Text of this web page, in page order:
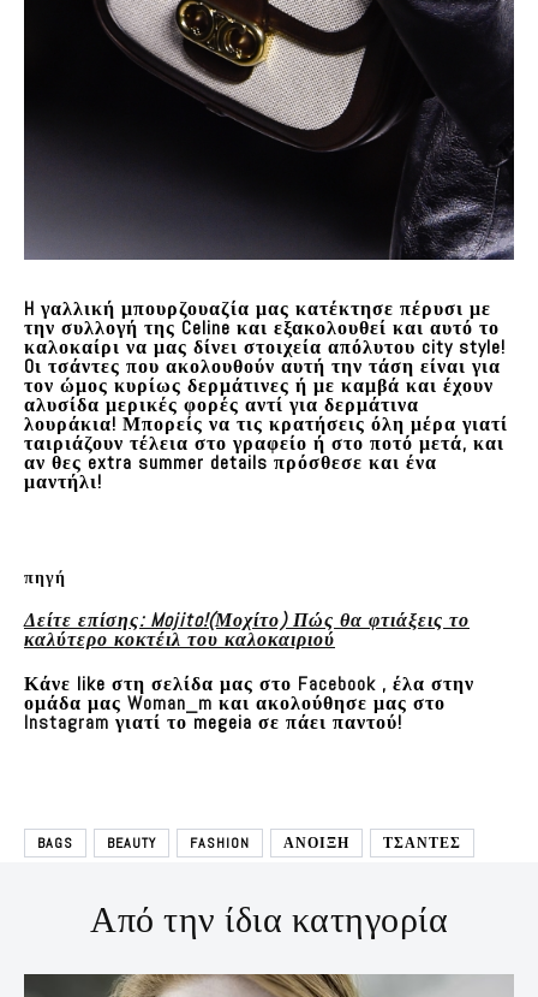
H γαλλική μπουρζουαζία μας κατέκτησε πέρυσι με
την συλλογή της Celine και εξακολουθεί και αυτό το
καλοκαίρι να μας δίνει στοιχεία απόλυτου city style!
Oι τσάντες που ακολουθούν αυτή την τάση είναι για
τον ώμος κυρίως δερμάτινες ή με καμβά και έχουν
αλυσίδα μερικές φορές αντί για δερμάτινα
λουράκια! Μπορείς να τις κρατήσεις όλη μέρα γιατί
ταιριάζουν τέλεια στο γραφείο ή στο ποτό μετά, και
αν θες extra summer details πρόσθεσε και ένα
μαντήλι!
πηγή
Δείτε επίσης: Mojito!(Μοχίτο) Πώς θα φτιάξεις το
καλύτερο κοκτέιλ του καλοκαιριού
Κάνε like στη σελίδα μας στο Facebook , έλα στην
ομάδα μας Woman_m και ακολούθησε μας στο
Instagram γιατί το megeia σε πάει παντού!
BAGS BEAUTY FASHION ΑΝΟΙΞΗ ΤΣΑΝΤΕΣ
Από την ίδια κατηγορία